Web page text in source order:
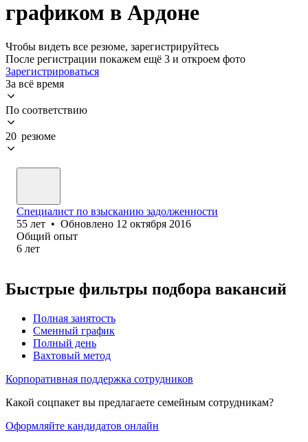
графиком в Ардоне
Чтобы видеть все резюме, зарегистрируйтесь
После регистрации покажем ещё 3 и откроем фото
Зарегистрироваться
За всё время
По соответствию
20 резюме
Специалист по взысканию задолженности
55 лет • Обновлено 12 октября 2016
Общий опыт
6 лет
Быстрые фильтры подбора вакансий
Полная занятость
Сменный график
Полный день
Вахтовый метод
Корпоративная поддержка сотрудников
Какой соцпакет вы предлагаете семейным сотрудникам?
Оформляйте кандидатов онлайн